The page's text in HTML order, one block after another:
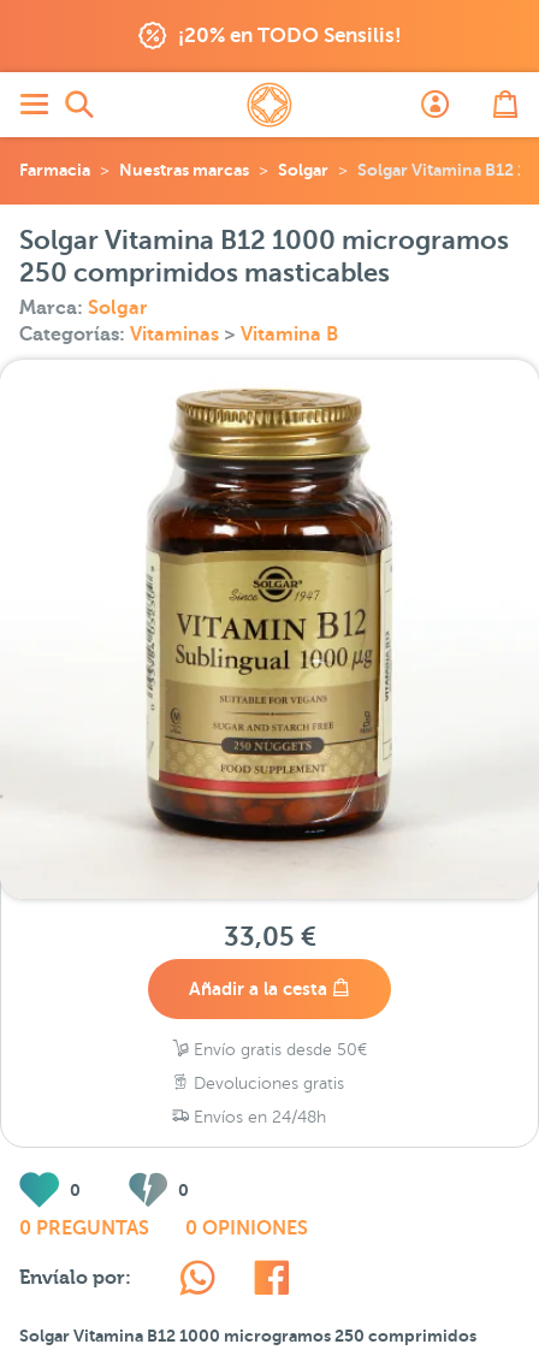
¡20% en TODO Sensilis!
Farmacia Nuestras marcas Solgar Solgar Vitamina B12
Solgar Vitamina B12 1000 microgramos
250 comprimidos masticables
Marca: Solgar
Categorías: Vitaminas > Vitamina B
33,05 €
Añadir a la cesta
Envío gratis desde 50€
Devoluciones gratis
Envíos en 24/48h
0 0
0 PREGUNTAS 0 OPINIONES
Envíalo por:
Solgar Vitamina B12 1000 microgramos 250 comprimidos